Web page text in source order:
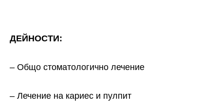
ДЕЙНОСТИ:
– Общо стоматологично лечение
– Лечение на кариес и пулпит